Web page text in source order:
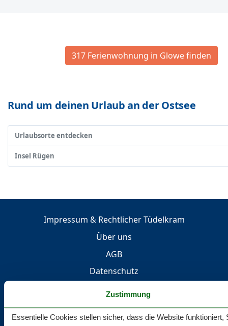
317 Ferienwohnung in Glowe finden
Rund um deinen Urlaub an der Ostsee
Urlaubsorte entdecken
Insel Rügen
Impressum & Rechtlicher Tüdelkram
Über uns
AGB
Datenschutz
Flaschenpost
Zustimmung
Essentielle Cookies stellen sicher, dass die Website